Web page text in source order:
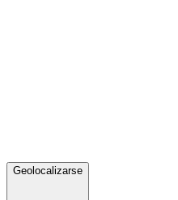
Geolocalizarse